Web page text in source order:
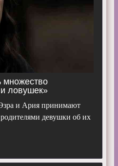
множество
ловушек»
и Ария принимают
девушки об их